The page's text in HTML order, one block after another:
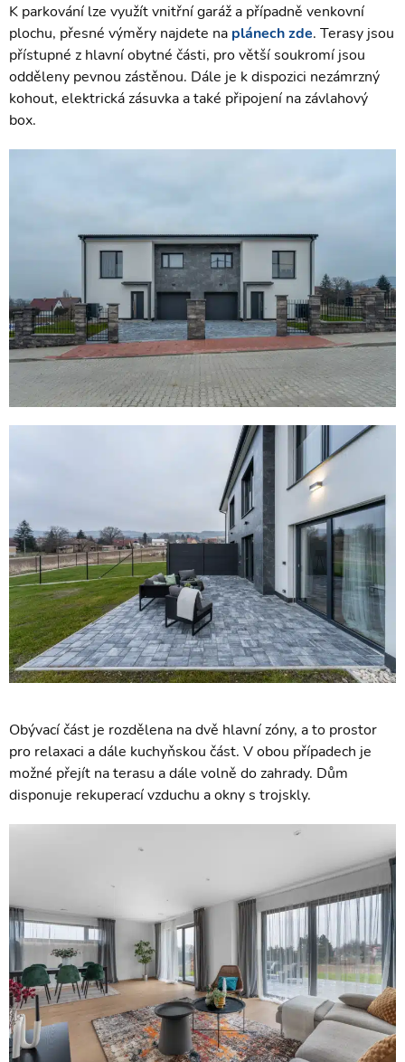
K parkování lze využít vnitřní garáž a případně venkovní
plochu, přesné výměry najdete na plánech zde. Terasy jsou
přístupné z hlavní obytné části, pro větší soukromí jsou
odděleny pevnou zástěnou. Dále je k dispozici nezámrzný
kohout, elektrická zásuvka a také připojení na závlahový
box.
Obývací část je rozdělena na dvě hlavní zóny, a to prostor
pro relaxaci a dále kuchyňskou část. V obou případech je
možné přejít na terasu a dále volně do zahrady. Dům
disponuje rekuperací vzduchu a okny s trojskly.